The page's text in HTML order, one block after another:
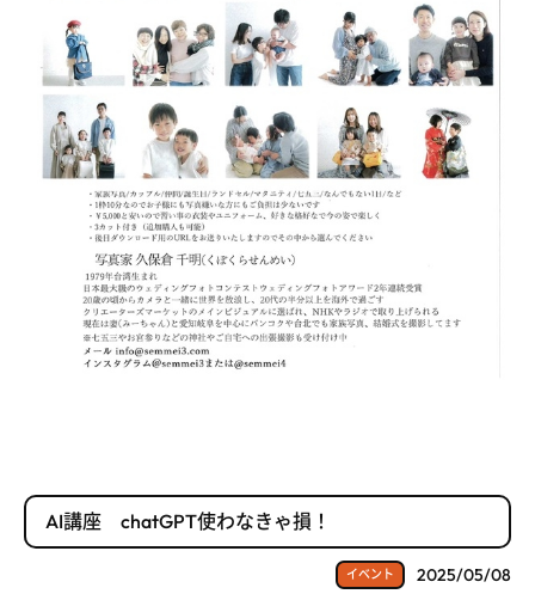
AI講座 chatGPT使わなきゃ損！
イベント 2025/05/08